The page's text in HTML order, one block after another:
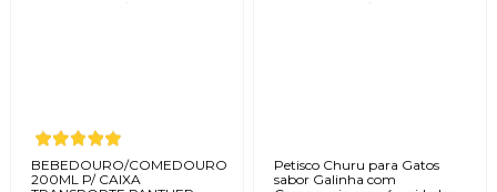
BEBEDOURO/COMEDOURO
200ML P/ CAIXA
Petisco Churu para Gatos
sabor Galinha com